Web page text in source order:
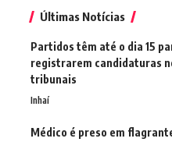
Últimas Notícias
Partidos têm até o dia 15
registrarem candidaturas
tribunais
Inhaí
Médico é preso em